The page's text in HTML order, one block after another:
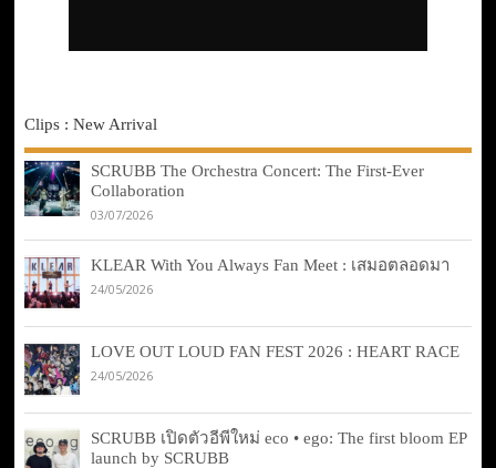
Clips : New Arrival
SCRUBB The Orchestra Concert: The First-Ever
Collaboration
03/07/2026
KLEAR With You Always Fan Meet : เสมอตลอดมา
24/05/2026
LOVE OUT LOUD FAN FEST 2026 : HEART RACE
24/05/2026
SCRUBB เปิดตัวอีพีใหม่ eco • ego: The first bloom EP
launch by SCRUBB